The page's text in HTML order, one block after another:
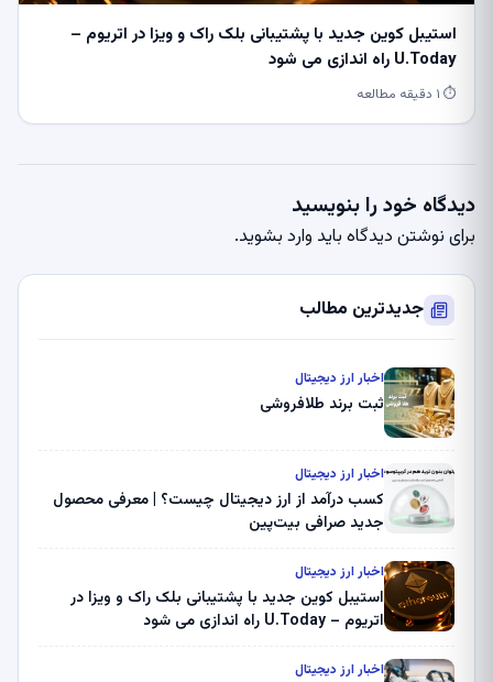
استیبل کوین جدید با پشتیبانی بلک راک و ویزا در اتریوم –
U.Today راه اندازی می شود
⏱ ۱ دقیقه مطالعه
دیدگاه خود را بنویسید
برای نوشتن دیدگاه باید وارد بشوید.
جدیدترین مطالب
اخبار ارز دیجیتال
ثبت برند طلافروشی
اخبار ارز دیجیتال
کسب درآمد از ارز دیجیتال چیست؟ | معرفی محصول
جدید صرافی بیت‌پین
اخبار ارز دیجیتال
استیبل کوین جدید با پشتیبانی بلک راک و ویزا در
اتریوم – U.Today راه اندازی می شود
اخبار ارز دیجیتال